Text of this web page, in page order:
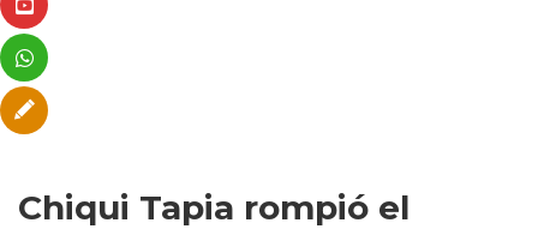
Chiqui Tapia rompió el